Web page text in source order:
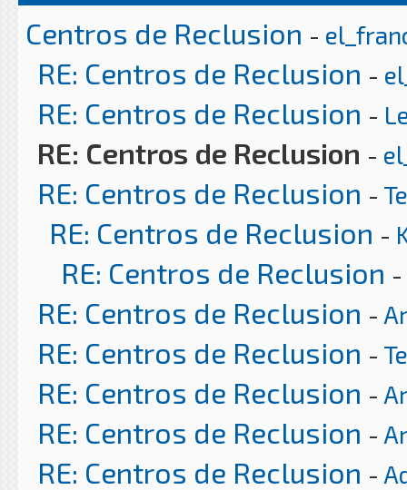
Centros de Reclusion -
RE: Centros de Reclusion -
RE: Centros de Reclusion -
RE: Centros de Reclusion -
RE: Centros de Reclusion -
RE: Centros de Reclusion -
RE: Centros de Reclusion -
RE: Centros de Reclusion -
RE: Centros de Reclusion -
RE: Centros de Reclusion -
RE: Centros de Reclusion -
RE: Centros de Reclusion -